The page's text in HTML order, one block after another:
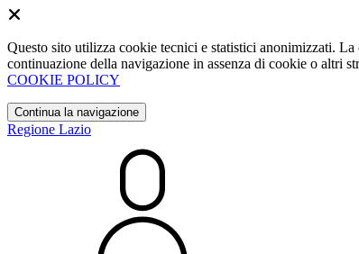
Questo sito utilizza cookie tecnici e statistici anonimizzati.
continuazione della navigazione in assenza di cookie o altri
COOKIE POLICY
Continua la navigazione
Regione Lazio